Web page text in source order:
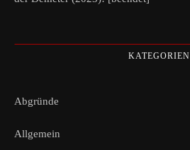
KATEGORIEN
Abgründe
Allgemein